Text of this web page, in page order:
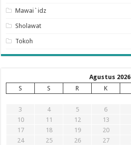
Mawai`idz
Sholawat
Tokoh
Agustus 2026
S
S R K
3
4 5 6
10
11 12 13
17
18 19 20
24
25 26 27